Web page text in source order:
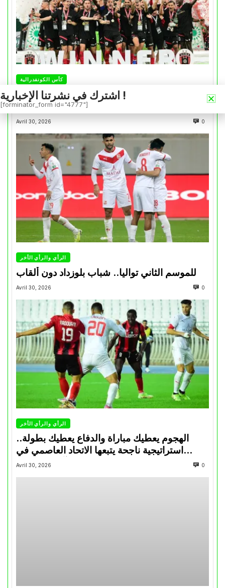
كأس الكونفدرالية
التتويج بالكأس.. دفعة معنوية لإتحاد العاصمة قبل
موقعة الزمالك في نهائي الكونفدرالية
Avril 30, 2026 0
الرأي والرأي الأخر
للموسم الثاني تواليا.. شباب بلوزداد دون ألقاب
Avril 30, 2026 0
الرأي والرأي الأخر
الهجوم يعطيك مباراة والدفاع يعطيك بطولة..
استراتيجية ناجحة يتبعها الاتحاد العاصمي في
تتويجاته آخر السنوات
Avril 30, 2026 0
اشترك في نشرتنا الإخبارية !
[forminator_form id="4777"]